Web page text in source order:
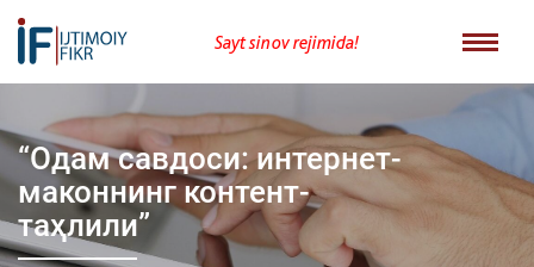
Sayt sinov rejimida!
“Одам савдоси: интернет-
маконнинг контент-
таҳлили”